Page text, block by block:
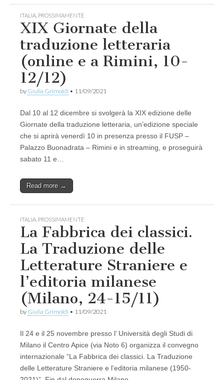
ITALIA PROSSIMAMENTE
XIX Giornate della
traduzione letteraria
(online e a Rimini, 10-
12/12)
by Giulia Grimoldi • 11/09/2021
Dal 10 al 12 dicembre si svolgerà la XIX edizione delle
Giornate della traduzione letteraria, un’edizione speciale
che si aprirà venerdì 10 in presenza presso il FUSP –
Palazzo Buonadrata – Rimini e in streaming, e proseguirà
sabato 11 e…
Read more →
ITALIA PROSSIMAMENTE
La Fabbrica dei classici.
La Traduzione delle
Letterature Straniere e
l’editoria milanese
(Milano, 24-15/11)
by Giulia Grimoldi • 11/09/2021
Il 24 e il 25 novembre presso l’ Università degli Studi di
Milano il Centro Apice (via Noto 6) organizza il convegno
internazionale “La Fabbrica dei classici. La Traduzione
delle Letterature Straniere e l’editoria milanese (1950-